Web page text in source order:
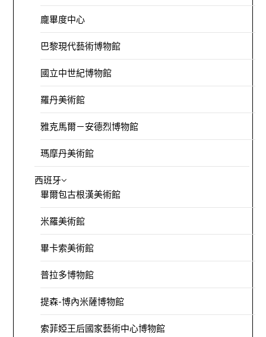
龐畢度中心
巴黎現代藝術博物館
國立中世紀博物館
羅丹美術館
雅克馬爾－安德烈博物館
瑪摩丹美術館
西班牙
畢爾包古根漢美術館
米羅美術館
畢卡索美術館
普拉多博物館
提森-博內米薩博物館
索菲婭王后國家藝術中心博物館